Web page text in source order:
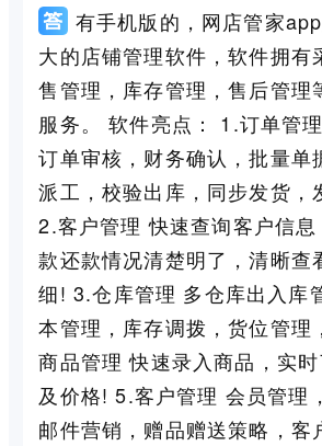
有手机版的，网店管家
大的店铺管理软件，软件拥有
售管理，库存管理，售后管理
服务。 软件亮点： 1.订单管
订单审核，财务确认，批量单
派工，校验出库，同步发货，
2.客户管理 快速查询客户信
款还款情况清楚明了，清晰查
细! 3.仓库管理 多仓库出入库
本管理，库存调拨，货位管理
商品管理 快速录入商品，实
及价格! 5.客户管理 会员管理
邮件营销，赠品赠送策略，客